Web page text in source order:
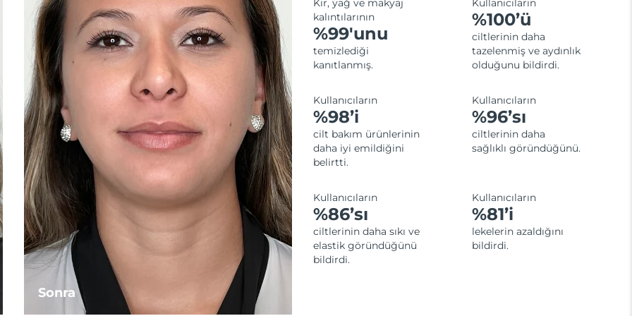
Sonra
Kir, yağ ve makyaj
kalıntılarının
%99'unu
temizlediği
kanıtlanmış.
Kullanıcıların
%100’ü
ciltlerinin daha
tazelenmiş ve aydınlık
olduğunu bildirdi.
Kullanıcıların
%98’i
cilt bakım ürünlerinin
daha iyi emildiğini
belirtti.
Kullanıcıların
%96’sı
ciltlerinin daha
sağlıklı göründüğünü.
Kullanıcıların
%86’sı
ciltlerinin daha sıkı ve
elastik göründüğünü
bildirdi.
Kullanıcıların
%81’i
lekelerin azaldığını
bildirdi.